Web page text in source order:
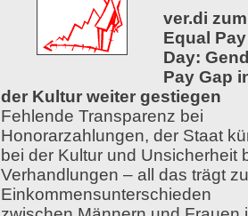
ver.di zum
Equal Pay
Day:
Pay Gap
der Kultur weiter gestiegen
Fehlende Transparenz bei
Honorarzahlungen, der Staat
bei der Kultur und Unsicherheit
Verhandlungen – all das trägt zu
Einkommensunterschieden